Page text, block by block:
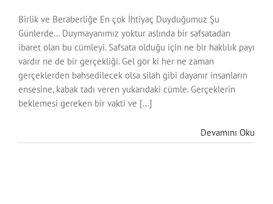
Birlik ve Beraberliğe En çok İhtiyaç Duyduğumuz Şu
Günlerde… Duymayanımız yoktur aslında bir safsatadan
ibaret olan bu cümleyi. Safsata olduğu için ne bir haklılık payı
vardır ne de bir gerçekliği. Gel gör ki her ne zaman
gerçeklerden bahsedilecek olsa silah gibi dayanır insanların
ensesine, kabak tadı veren yukarıdaki cümle. Gerçeklerin
beklemesi gereken bir vakti ve [...]
Devamını Oku